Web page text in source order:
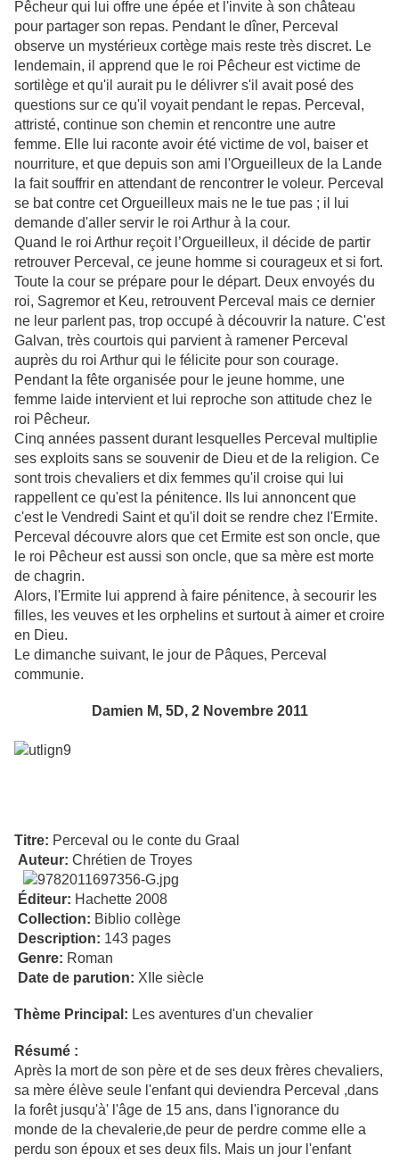
Pêcheur qui lui offre une épée et l'invite à son château
pour partager son repas. Pendant le dîner, Perceval
observe un mystérieux cortège mais reste très discret. Le
lendemain, il apprend que le roi Pêcheur est victime de
sortilège et qu'il aurait pu le délivrer s'il avait posé des
questions sur ce qu'il voyait pendant le repas. Perceval,
attristé, continue son chemin et rencontre une autre
femme. Elle lui raconte avoir été victime de vol, baiser et
nourriture, et que depuis son ami l'Orgueilleux de la Lande
la fait souffrir en attendant de rencontrer le voleur. Perceval
se bat contre cet Orgueilleux mais ne le tue pas ; il lui
demande d'aller servir le roi Arthur à la cour.
Quand le roi Arthur reçoit l’Orgueilleux, il décide de partir
retrouver Perceval, ce jeune homme si courageux et si fort.
Toute la cour se prépare pour le départ. Deux envoyés du
roi, Sagremor et Keu, retrouvent Perceval mais ce dernier
ne leur parlent pas, trop occupé à découvrir la nature. C'est
Galvan, très courtois qui parvient à ramener Perceval
auprès du roi Arthur qui le félicite pour son courage.
Pendant la fête organisée pour le jeune homme, une
femme laide intervient et lui reproche son attitude chez le
roi Pêcheur.
Cinq années passent durant lesquelles Perceval multiplie
ses exploits sans se souvenir de Dieu et de la religion. Ce
sont trois chevaliers et dix femmes qu'il croise qui lui
rappellent ce qu'est la pénitence. Ils lui annoncent que
c'est le Vendredi Saint et qu'il doit se rendre chez l'Ermite.
Perceval découvre alors que cet Ermite est son oncle, que
le roi Pêcheur est aussi son oncle, que sa mère est morte
de chagrin.
Alors, l'Ermite lui apprend à faire pénitence, à secourir les
filles, les veuves et les orphelins et surtout à aimer et croire
en Dieu.
Le dimanche suivant, le jour de Pâques, Perceval
communie.
Damien M, 5D, 2 Novembre 2011
Titre: Perceval ou le conte du Graal
Auteur: Chrétien de Troyes
Éditeur: Hachette 2008
Collection: Biblio collège
Description: 143 pages
Genre: Roman
Date de parution: XIIe siècle
Thème Principal: Les aventures d'un chevalier
Résumé :
Après la mort de son père et de ses deux frères chevaliers,
sa mère élève seule l'enfant qui deviendra Perceval ,dans
la forêt jusqu'à' l'âge de 15 ans, dans l'ignorance du
monde de la chevalerie,de peur de perdre comme elle a
perdu son époux et ses deux fils. Mais un jour l'enfant